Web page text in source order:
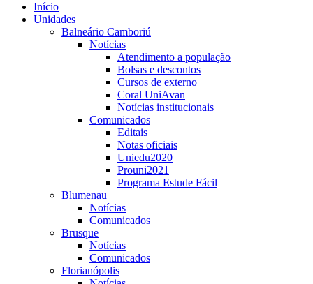
Início
Unidades
Balneário Camboriú
Notícias
Atendimento a população
Bolsas e descontos
Cursos de externo
Coral UniAvan
Notícias institucionais
Comunicados
Editais
Notas oficiais
Uniedu2020
Prouni2021
Programa Estude Fácil
Blumenau
Notícias
Comunicados
Brusque
Notícias
Comunicados
Florianópolis